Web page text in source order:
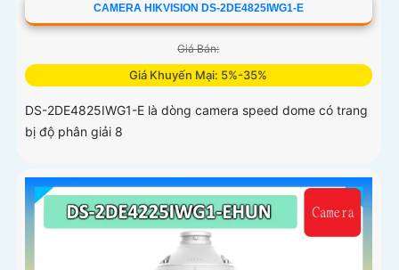
CAMERA HIKVISION DS-2DE4825IWG1-E
Giá Bán:
Giá Khuyến Mại: 5%-35%
DS-2DE4825IWG1-E là dòng camera speed dome có trang
bị độ phân giải 8